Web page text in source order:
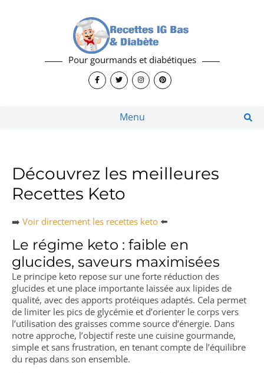
Pour gourmands et diabétiques
Menu
Découvrez les meilleures
Recettes Keto
➡️ Voir directement les recettes keto ⬅️
Le régime keto : faible en
glucides, saveurs maximisées
Le principe keto repose sur une forte réduction des
glucides et une place importante laissée aux lipides de
qualité, avec des apports protéiques adaptés. Cela permet
de limiter les pics de glycémie et d’orienter le corps vers
l’utilisation des graisses comme source d’énergie. Dans
notre approche, l’objectif reste une cuisine gourmande,
simple et sans frustration, en tenant compte de l’équilibre
du repas dans son ensemble.